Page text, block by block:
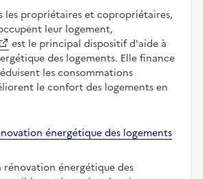
les propriétaires et copropriétaires,
leur logement,
est le principal dispositif d'aide à
des logements. Elle finance
les consommations
le confort des logements en
énergétique des logements
rénovation énergétique des